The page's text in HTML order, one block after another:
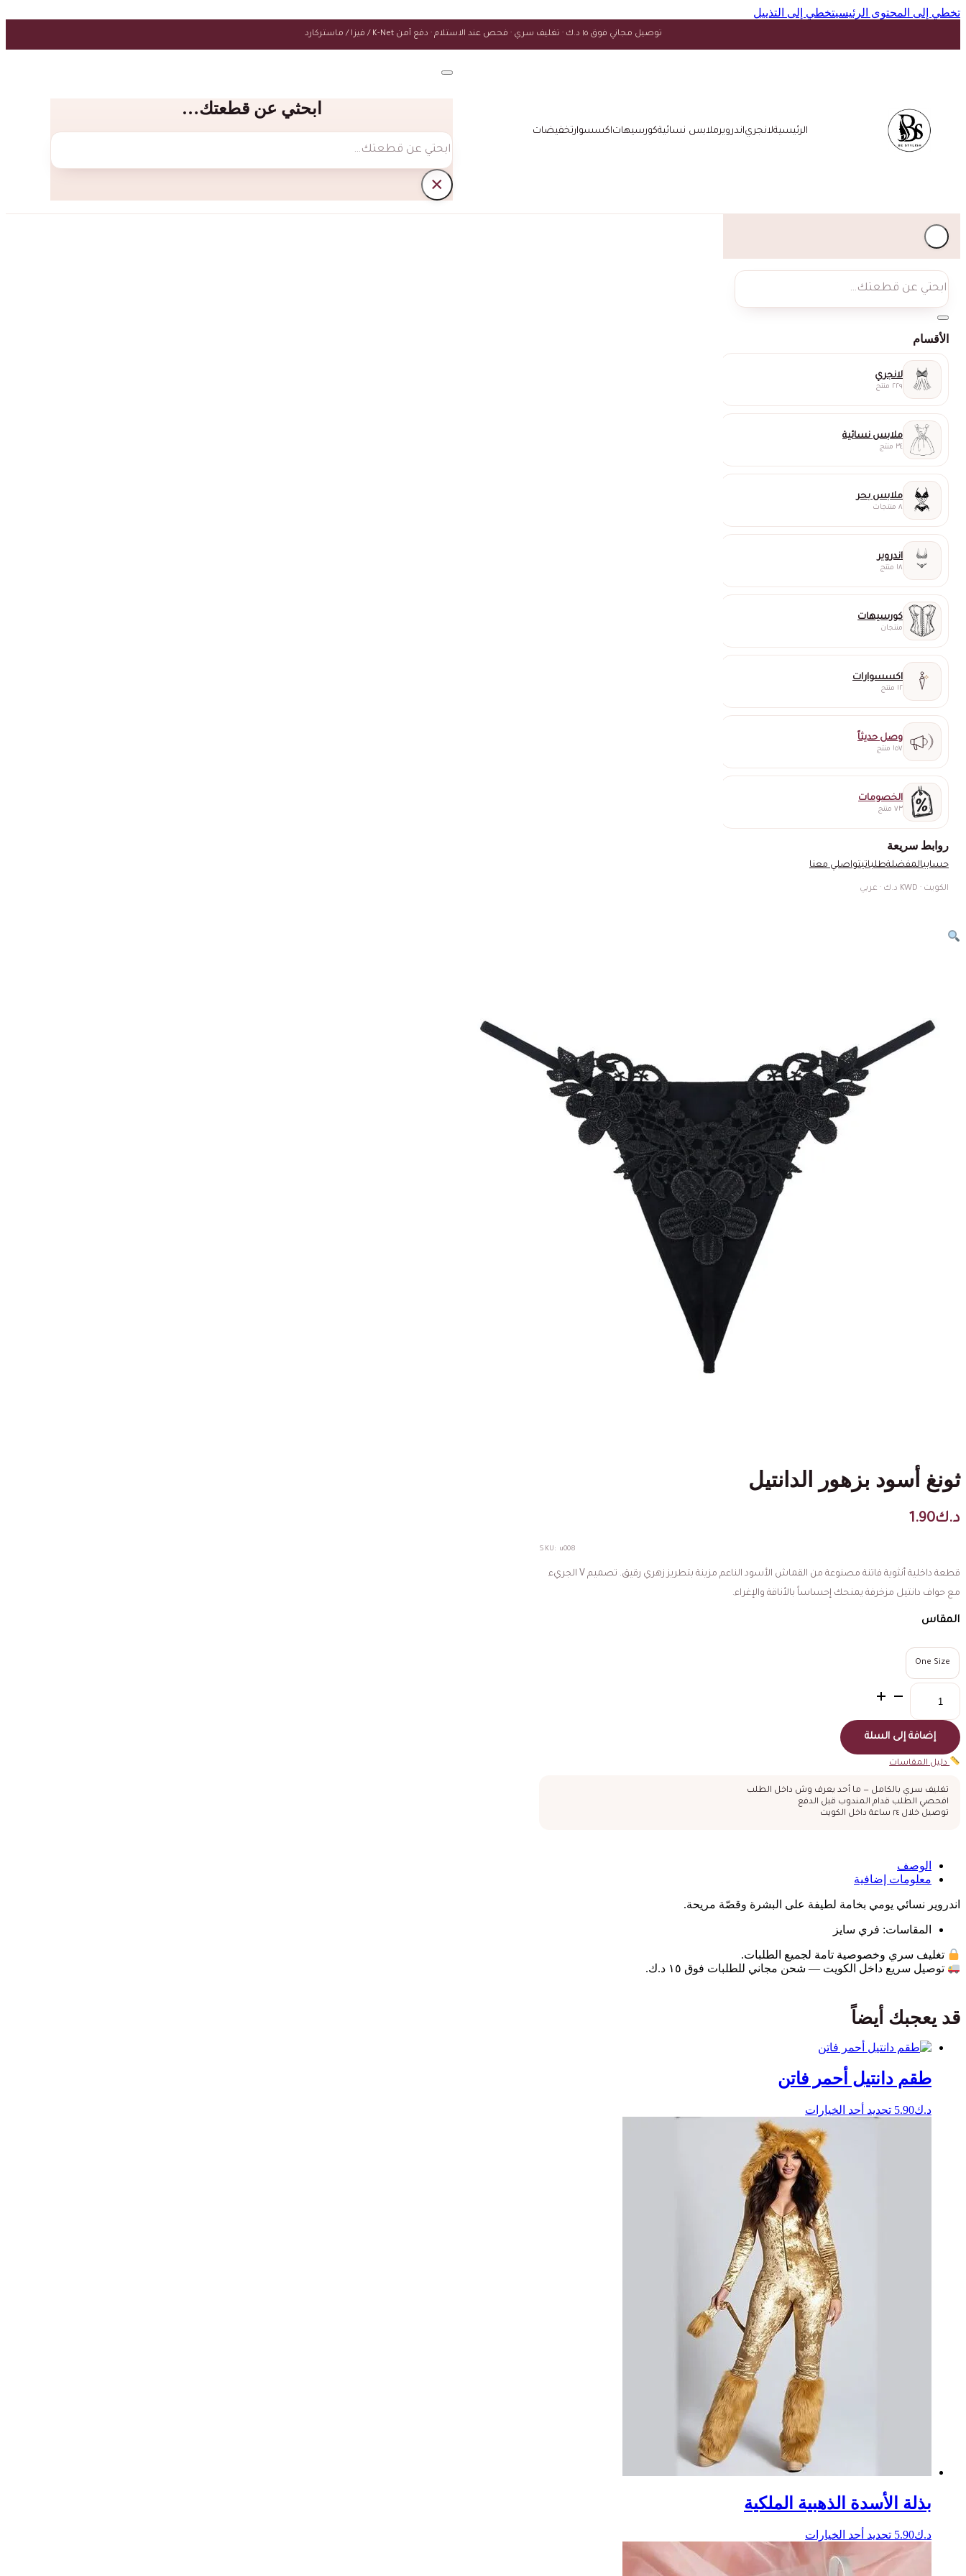
تخطي إلى المحتوى الرئيسيتخطي إلى التذييل
توصيل مجاني فوق ١٥ د.ك · تغليف سري · فحص عند الاستلام · دفع آمن K-Net / فيزا / ماستركارد
الرئيسيةلانجرياندرويرملابس نسائيةكورسيهاتاكسسوارتخفيضات
ابحثي عن قطعتك…
بحث
×
بحث
الأقسام
لانجري
٢٢٩ منتج
ملابس نسائية
٣٤ منتج
ملابس بحر
٨ منتجات
اندروير
١٨ منتج
كورسيهات
منتجان
اكسسوارات
١٢ منتج
وصل حديثاً
١٥٧ منتج
الخصومات
٧٣ منتج
روابط سريعة
حسابيالمفضلةطلباتيتواصلي معنا
الكويت · KWD د.ك · عربي
ثونغ أسود بزهور الدانتيل
د.ك1.90
SKU: u008
قطعة داخلية أنثوية فاتنة مصنوعة من القماش الأسود الناعم مزينة بتطريز زهري رقيق. تصميم V الجريء
مع حواف دانتيل مزخرفة يمنحك إحساساً بالأناقة والإغراء.
المقاس
One Size
كمية
أسود
بزهور
الدانتيل
إضافة إلى السلة
دليل المقاسات
تغليف سري بالكامل — ما أحد يعرف وش داخل الطلب
افحصي الطلب قدام المندوب قبل الدفع
توصيل خلال ٢٤ ساعة داخل الكويت
الوصف
معلومات إضافية
اندروير نسائي يومي بخامة لطيفة على البشرة وقصّة مريحة.
المقاسات: فري سايز
تغليف سري وخصوصية تامة لجميع الطلبات.
توصيل سريع داخل الكويت — شحن مجاني للطلبات فوق ١٥ د.ك.
قد يعجبك أيضاً
طقم دانتيل أحمر فاتن
د.ك5.90 تحديد أحد الخيارات
العديد
من
الأشكال
المختلفة
لهذا
المنتج.
يمكن
اختيار
الخيارات
على
صفحة
المنتج
بذلة الأسدة الذهبية الملكية
د.ك5.90 تحديد أحد الخيارات
العديد